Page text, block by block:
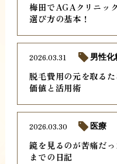
梅田でAGAクリニッ
選び方の基本！
脱毛費用の元を取る
価値と活用術
2026.03.31 男性化
鏡を見るのが苦痛だ
までの日記
2026.03.30 医療